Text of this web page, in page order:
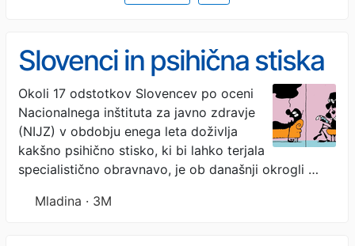
Slovenci in psihična stiska
Okoli 17 odstotkov Slovencev po oceni
Nacionalnega inštituta za javno zdravje
(NIJZ) v obdobju enega leta doživlja
kakšno psihično stisko, ki bi lahko terjala
specialistično obravnavo, je ob današnji okrogli …
Mladina · 3M